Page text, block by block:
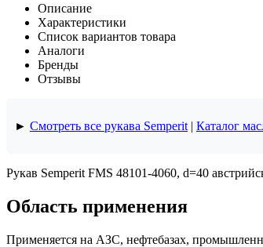
Описание
Характеристики
Список вариантов товара
Аналоги
Бренды
Отзывы
► Смотреть все рукава Semperit | Каталог
Рукав Semperit FMS 48101-4060, d=40
Область применения
Применяется на АЗС, нефтебазах,